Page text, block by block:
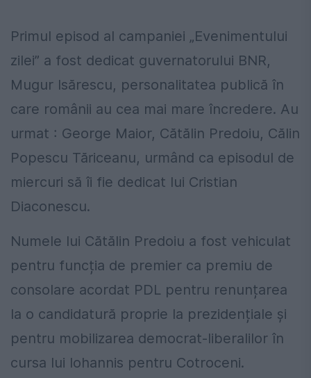
Primul episod al campaniei „Evenimentului
zilei” a fost dedicat guvernatorului BNR,
Mugur Isărescu, personalitatea publică în
care românii au cea mai mare încredere. Au
urmat : George Maior, Cătălin Predoiu, Călin
Popescu Tăriceanu, urmând ca episodul de
miercuri să îi fie dedicat lui Cristian
Diaconescu.
Numele lui Cătălin Predoiu a fost vehiculat
pentru funcția de premier ca premiu de
consolare acordat PDL pentru renunțarea
la o candidatură proprie la prezidențiale și
pentru mobilizarea democrat-liberalilor în
cursa lui Iohannis pentru Cotroceni.